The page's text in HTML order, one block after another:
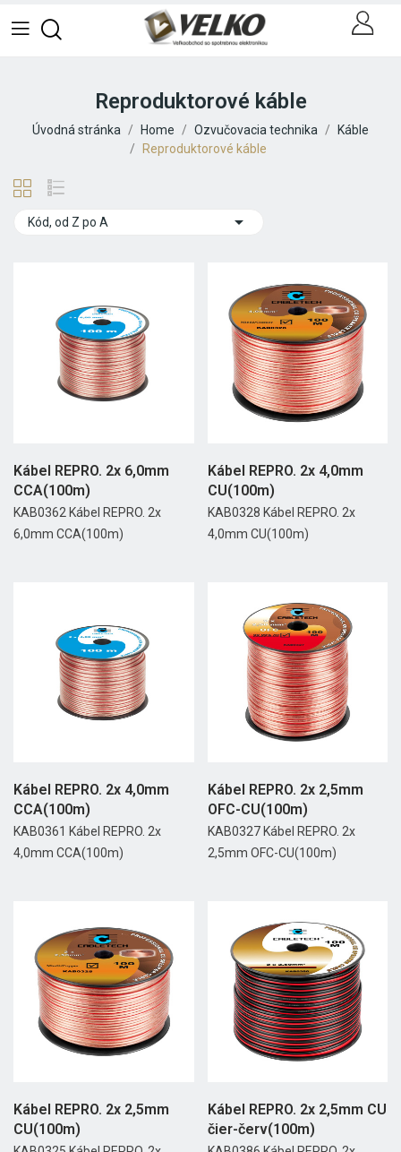
Reproduktorové káble
Úvodná stránka Home Ozvučovacia technika
Káble
Reproduktorové káble
Kód, od Z po A 
Kábel REPRO. 2x 6,0mm
CCA(100m)
KAB0362 Kábel REPRO. 2x
6,0mm CCA(100m)
Kábel REPRO. 2x 4,0mm
CU(100m)
KAB0328 Kábel REPRO. 2x
4,0mm CU(100m)
Kábel REPRO. 2x 4,0mm
CCA(100m)
KAB0361 Kábel REPRO. 2x
4,0mm CCA(100m)
Kábel REPRO. 2x 2,5mm
OFC-CU(100m)
KAB0327 Kábel REPRO. 2x
2,5mm OFC-CU(100m)
Kábel REPRO. 2x 2,5mm
CU(100m)
Kábel REPRO. 2x 2,5mm CU
čier-červ(100m)